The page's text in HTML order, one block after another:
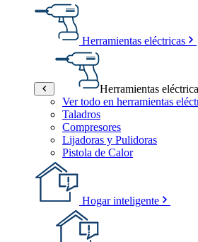
Herramientas eléctricas
Herramientas
Ver todo en herramientas
Taladros
Compresores
Lijadoras y Pulidoras
Pistola de Calor
Hogar inteligente